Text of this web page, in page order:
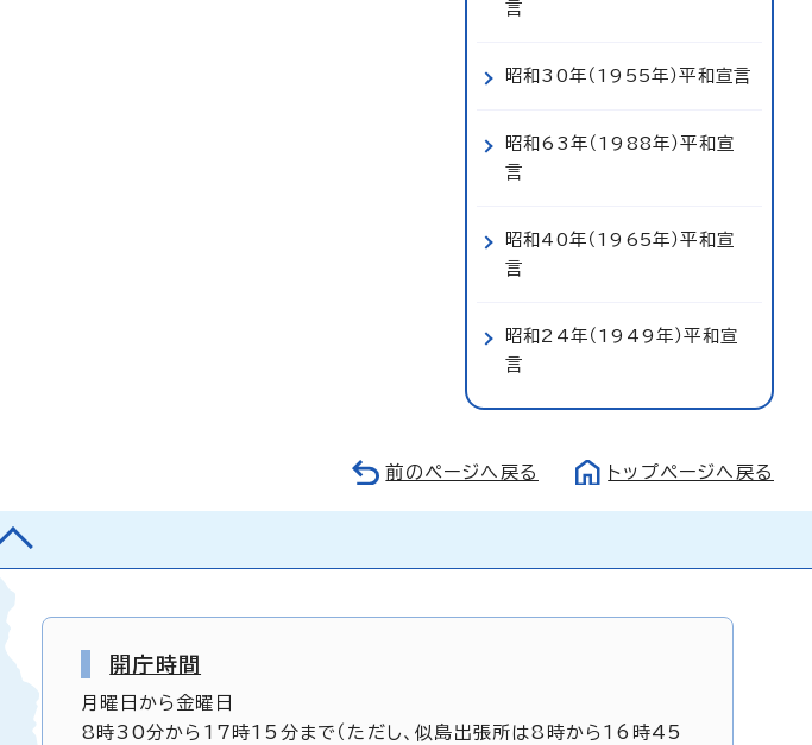
言
昭和30年（1955年）平和宣言
昭和63年（1988年）平和宣
言
昭和40年（1965年）平和宣
言
昭和24年（1949年）平和宣
言
前のページへ戻る トップページへ戻る
開庁時間
月曜日から金曜日
8時30分から17時15分まで（ただし、似島出張所は8時から16時45